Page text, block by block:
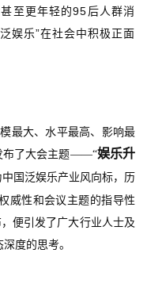
至更年轻的95 后人群消
泛娱乐”在社会中积极正面
最大、水平最高、影响最
布了大会主题——“娱乐升
国泛娱乐产业风向标，历
威性和会议主题的指导性
便引发了广大行业人士及
度的思考。